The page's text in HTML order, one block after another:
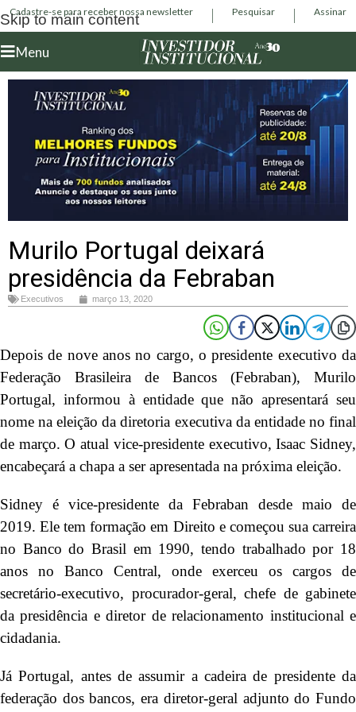
Skip to main content
Cadastre-se para receber nossa newsletter Pesquisar Assinar
Menu
Murilo Portugal deixará
presidência da Febraban
Executivos março 13, 2020
Depois de nove anos no cargo, o presidente executivo da
Federação Brasileira de Bancos (Febraban), Murilo
Portugal, informou à entidade que não apresentará seu
nome na eleição da diretoria executiva da entidade no final
de março. O atual vice-presidente executivo, Isaac Sidney,
encabeçará a chapa a ser apresentada na próxima eleição.
Sidney é vice-presidente da Febraban desde maio de
2019. Ele tem formação em Direito e começou sua carreira
no Banco do Brasil em 1990, tendo trabalhado por 18
anos no Banco Central, onde exerceu os cargos de
secretário-executivo, procurador-geral, chefe de gabinete
da presidência e diretor de relacionamento institucional e
cidadania.
Já Portugal, antes de assumir a cadeira de presidente da
federação dos bancos, era diretor-geral adjunto do Fundo